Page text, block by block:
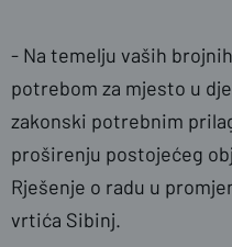
- Na temelju vaših
potrebom za mjesto u
zakonski potrebnim
proširenju postojećeg
Rješenje o radu u
vrtića Sibinj.